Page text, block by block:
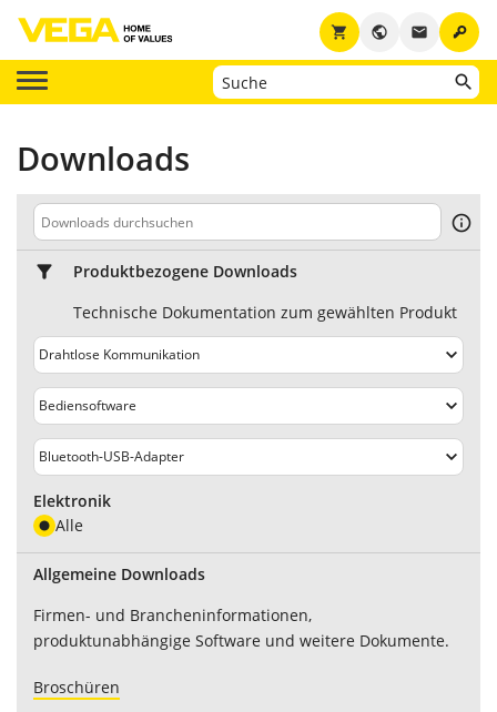
key
email
public
shopping_cart
Downloads
Produktbezogene Downloads
Technische Dokumentation zum gewählten Produkt
Elektronik
Alle
Allgemeine Downloads
Firmen- und Brancheninformationen,
produktunabhängige Software und weitere Dokumente.
Broschüren